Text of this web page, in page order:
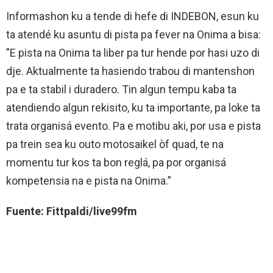
Informashon ku a tende di hefe di INDEBON, esun ku
ta atendé ku asuntu di pista pa fever na Onima a bisa:
”E pista na Onima ta liber pa tur hende por hasi uzo di
dje. Aktualmente ta hasiendo trabou di mantenshon
pa e ta stabil i duradero. Tin algun tempu kaba ta
atendiendo algun rekisito, ku ta importante, pa loke ta
trata organisá evento. Pa e motibu aki, por usa e pista
pa trein sea ku outo motosaikel òf quad, te na
momentu tur kos ta bon reglá, pa por organisá
kompetensia na e pista na Onima.”
Fuente: Fittpaldi/live99fm